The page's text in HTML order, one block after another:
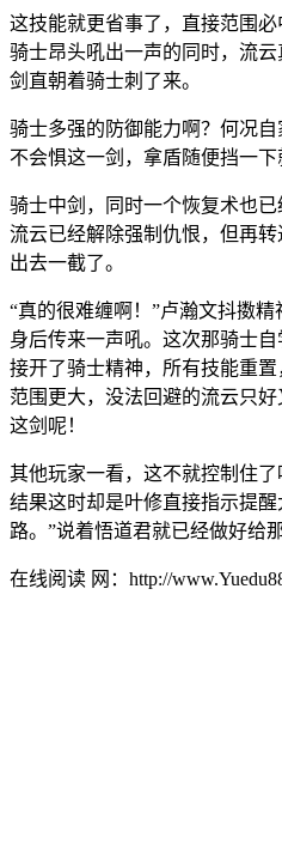
这技能就更省事了，直接范围必
骑士昂头吼出一声的同时，流
剑直朝着骑士刺了来。
骑士多强的防御能力啊？何况
不会惧这一剑，拿盾随便挡一下
骑士中剑，同时一个恢复术也已
流云已经解除强制仇恨，但再
出去一截了。
“真的很难缠啊！”卢瀚文抖擞精
身后传来一声吼。这次那骑士
接开了骑士精神，所有技能重
范围更大，没法回避的流云只
这剑呢！
其他玩家一看，这不就控制住了
结果这时却是叶修直接指示提
路。”说着悟道君就已经做好给
在线阅读 网：http://